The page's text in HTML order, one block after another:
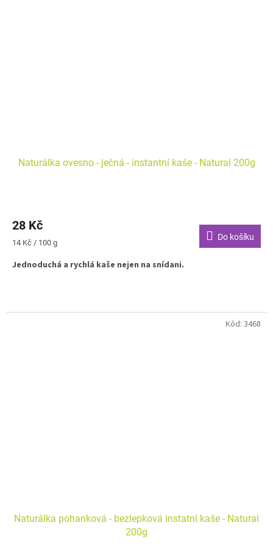
Naturálka ovesno - ječná - instantní kaše - Natural 200g
produktu
je
1,0
z
28 Kč
Měrná
14 Kč / 100 g
Do košíku
Jednoduchá a rychlá kaše nejen na snídani.
Naturálka pohanková - bezlepková instatní kaše - Natural
200g
Kód: 3468